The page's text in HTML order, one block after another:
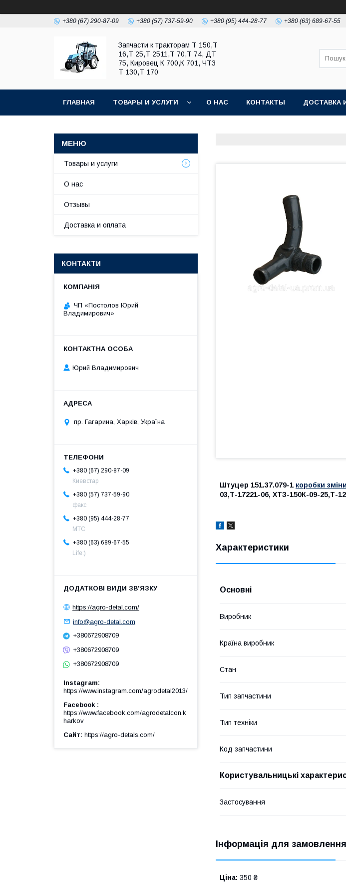
+380 (67) 290-87-09 +380 (57) 737-59-90 +380 (95) 444-28-77 +380 (63) 689-67-55
Запчасти к тракторам Т 150,Т
16,Т 25,Т 2511,Т 70,Т 74, ДТ
75, Кировец К 700,К 701, ЧТЗ
Т 130,Т 170
ГЛАВНАЯ ТОВАРЫ И УСЛУГИ О НАС КОНТАКТЫ ДОСТАВКА
Штуцер 151.37.079-1 коробки
03,Т-17221-06, ХТЗ-150К-09-25,Т-
Характеристики
Основні
Виробник
Країна виробник
Стан
Тип запчастини
Тип техніки
Код запчастини
Користувальницькі
Застосування
Інформація для замовлення
Ціна: 350 ₴
Товары и услуги
О нас
Отзывы
Доставка и оплата
КОНТАКТИ
ЧП «Постолов Юрий
Владимирович»
Юрий Владимирович
пр. Гагарина, Харків, Україна
+380 (67) 290-87-09
Киевстар
+380 (57) 737-59-90
факс
+380 (95) 444-28-77
МТС
+380 (63) 689-67-55
Life:)
https://agro-detal.com/
info@agro-detal.com
+380672908709
+380672908709
+380672908709
Instagram
https://www.instagram.com/agrodetal2013/
Facebook
https://www.facebook.com/agrodetalcon.k
harkov
Сайт https://agro-detals.com/